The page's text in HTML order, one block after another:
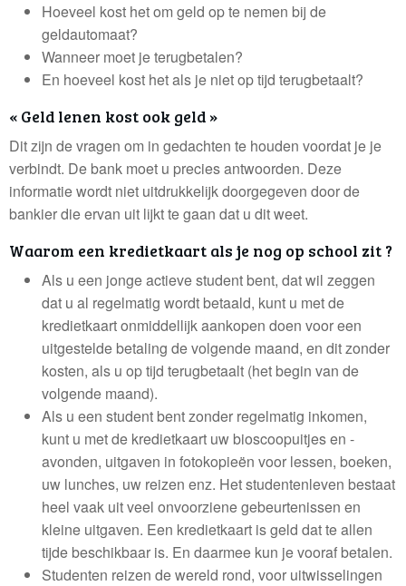
Hoeveel kost het om geld op te nemen bij de
geldautomaat?
Wanneer moet je terugbetalen?
En hoeveel kost het als je niet op tijd terugbetaalt?
« Geld lenen kost ook geld »
Dit zijn de vragen om in gedachten te houden voordat je je
verbindt. De bank moet u precies antwoorden. Deze
informatie wordt niet uitdrukkelijk doorgegeven door de
bankier die ervan uit lijkt te gaan dat u dit weet.
Waarom een kredietkaart als je nog op school zit ?
Als u een jonge actieve student bent, dat wil zeggen
dat u al regelmatig wordt betaald, kunt u met de
kredietkaart onmiddellijk aankopen doen voor een
uitgestelde betaling de volgende maand, en dit zonder
kosten, als u op tijd terugbetaalt (het begin van de
volgende maand).
Als u een student bent zonder regelmatig inkomen,
kunt u met de kredietkaart uw bioscoopuitjes en -
avonden, uitgaven in fotokopieën voor lessen, boeken,
uw lunches, uw reizen enz. Het studentenleven bestaat
heel vaak uit veel onvoorziene gebeurtenissen en
kleine uitgaven. Een kredietkaart is geld dat te allen
tijde beschikbaar is. En daarmee kun je vooraf betalen.
Studenten reizen de wereld rond, voor uitwisselingen